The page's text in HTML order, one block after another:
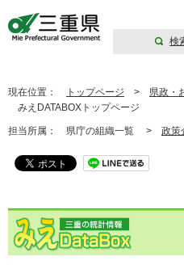
検
現在位置： トップページ > 県政・
みえDATABOXトップページ
担当所属： 県庁の組織一覧 > 政策